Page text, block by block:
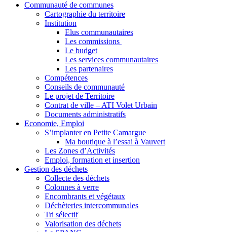
Communauté de communes
Cartographie du territoire
Institution
Elus communautaires
Les commissions
Le budget
Les services communautaires
Les partenaires
Compétences
Conseils de communauté
Le projet de Territoire
Contrat de ville – ATI Volet Urbain
Documents administratifs
Economie, Emploi
S’implanter en Petite Camargue
Ma boutique à l’essai à Vauvert
Les Zones d’Activités
Emploi, formation et insertion
Gestion des déchets
Collecte des déchets
Colonnes à verre
Encombrants et végétaux
Déchèteries intercommunales
Tri sélectif
Valorisation des déchets